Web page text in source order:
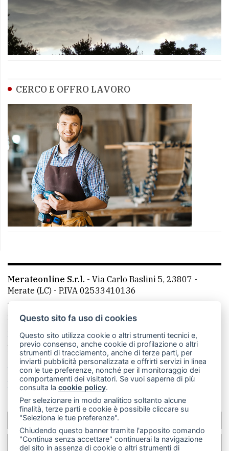
CERCO E OFFRO LAVORO
Merateonline S.r.l. - Via Carlo Baslini 5, 23807 -
Merate (LC) - P.IVA 02533410136
Telefono:
mail: redazione@merateonline.it
La redazione
CasateOnline LeccoOnline
RSS
Made by VIP
Privacy policy
Cookie policy
Rivedi le tue scelte sui cookie
SCRIVICI
PER LA TUA PUBBLICITÀ
Questo sito fa uso di cookies
Questo sito utilizza cookie o altri strumenti tecnici e,
previo consenso, anche cookie di profilazione o altri
strumenti di tracciamento, anche di terze parti, per
inviarti pubblicità personalizzata e offrirti servizi in linea
con le tue preferenze, nonché per il monitoraggio dei
comportamenti dei visitatori. Se vuoi saperne di più
consulta lacookie policy.
Per selezionare in modo analitico soltanto alcune
finalità, terze parti e cookie è possibile cliccare su
"Seleziona le tue preferenze".
Chiudendo questo banner tramite l'apposito comando
"Continua senza accettare" continuerai la navigazione
del sito in assenza di cookie o altri strumenti di